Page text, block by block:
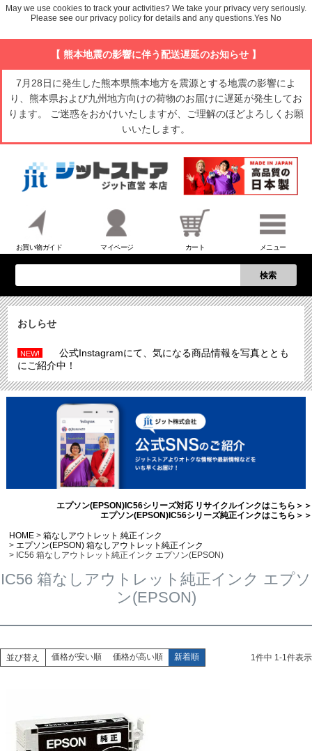
【 熊本地震の影響に伴う配送遅延のお知らせ 】
7月28日に発生した熊本県熊本地方を震源とする地震の影響によ
り、熊本県および九州地方向けの荷物のお届けに遅延が発生してお
ります。 ご迷惑をおかけいたしますが、ご理解のほどよろしくお願
いいたします。
お買い物ガイド マイページ カート メニュー
検索
おしらせ
NEW!
公式Instagramにて、気になる商品情報を写真ととも
にご紹介中！
エプソン(EPSON)IC56シリーズ対応 リサイクルインクはこちら＞＞
エプソン(EPSON)IC56シリーズ純正インクはこちら＞＞
HOME
箱なしアウトレット 純正インク
エプソン(EPSON) 箱なしアウトレット純正インク
IC56 箱なしアウトレット純正インク エプソン(EPSON)
IC56 箱なしアウトレット純正インク エプソ
ン(EPSON)
並び替え 価格が安い順 価格が高い順 新着順 1件中 1-1件表示
May we use cookies to track your activities? We take your privacy very seriously.
Please see our privacy policy for details and any questions.Yes No